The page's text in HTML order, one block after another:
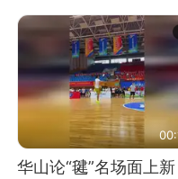
像了～你是吃古筝长
吗？”“或将成为首位
不带古筝的选手。”（
源：新华每日电讯）
华山论“毽”名场面上新